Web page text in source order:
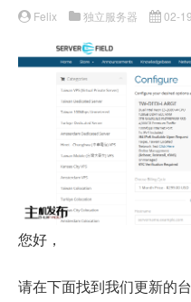
Felix 独立服务器 02-19
您好，
请在下面找到我们更新的